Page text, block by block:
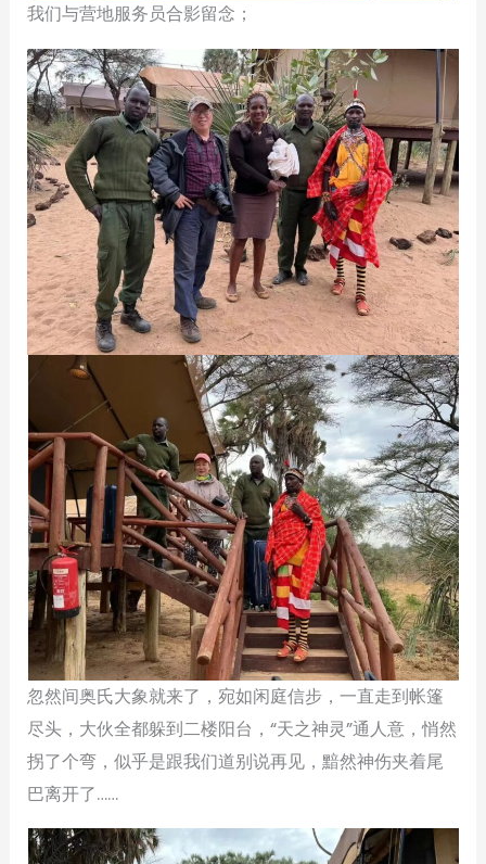
我们与营地服务员合影留念；
忽然间奥氏大象就来了，宛如闲庭信步，一直走到帐篷
尽头，大伙全都躲到二楼阳台，“天之神灵”通人意，悄然
拐了个弯，似乎是跟我们道别说再见，黯然神伤夹着尾
巴离开了……